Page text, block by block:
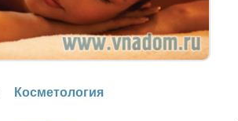
Кос­ме­то­ло­гия